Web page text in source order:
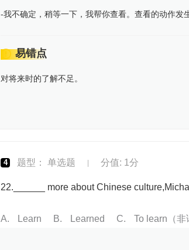
-我不确定，稍等一下，我帮你查看。查看的动作发
易错点
对将来时的了解不足。
4 题型： 单选题 | 分值: 1分
22.______ more about Chinese
A Learn B Learned C To learn（非